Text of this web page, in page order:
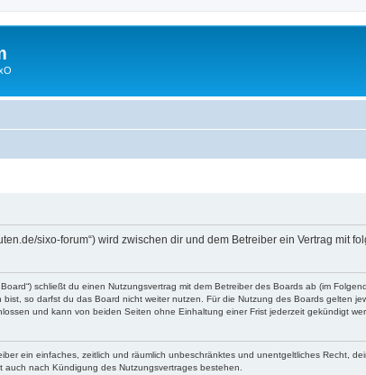
sixo-forum“) wird zwischen dir und dem Betreiber ein Vertrag mit
schließt du einen Nutzungsvertrag mit dem Betreiber des Boards ab (im
so darfst du das Board nicht weiter nutzen. Für die Nutzung des Boards gelten
und kann von beiden Seiten ohne Einhaltung einer Frist jederzeit gekündigt
ein einfaches, zeitlich und räumlich unbeschränktes und unentgeltliches Recht,
nach Kündigung des Nutzungsvertrages bestehen.